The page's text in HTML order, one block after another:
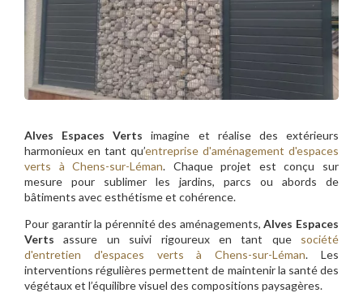
Alves Espaces Verts imagine et réalise des extérieurs
harmonieux en tant qu’entreprise d'aménagement d'espaces
verts à Chens-sur-Léman. Chaque projet est conçu sur
mesure pour sublimer les jardins, parcs ou abords de
bâtiments avec esthétisme et cohérence.
Pour garantir la pérennité des aménagements,Alves Espaces
Verts assure un suivi rigoureux en tant que société
d'entretien d'espaces verts à Chens-sur-Léman. Les
interventions régulières permettent de maintenir la santé des
végétaux et l’équilibre visuel des compositions paysagères.